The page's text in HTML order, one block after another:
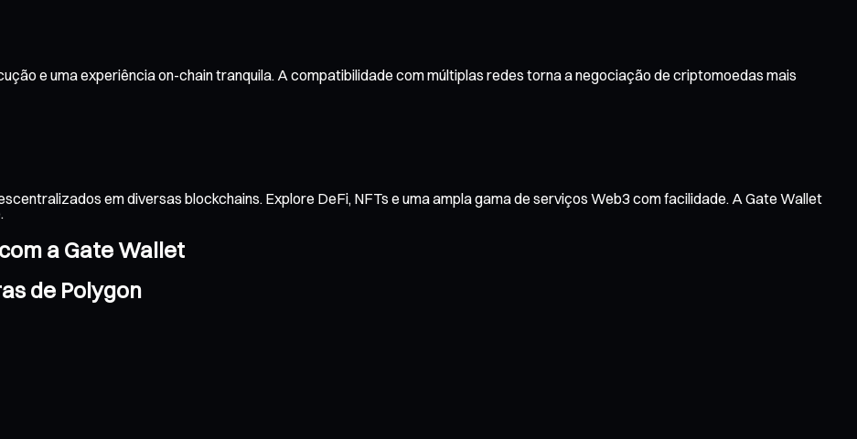
e uma experiência on-chain tranquila. A compatibilidade com múltiplas redes torna a negociação de criptomoedas mais
em diversas blockchains. Explore DeFi, NFTs e uma ampla gama de serviços Web3 com facilidade. A Gate Wallet
a Gate Wallet
de Polygon